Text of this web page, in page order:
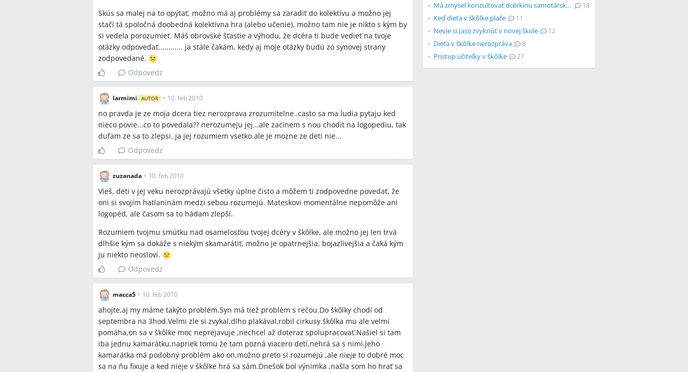
Skús sa malej na to opýtať, možno má aj problémy sa zaradiť do kolektívu a možno jej
stačí tá spoločná doobedná kolektívna hra (alebo učenie), možno tam nie je nikto s kým by
si vedela porozumieť. Máš obrovské šťastie a výhodu, že dcéra ti bude vedieť na tvoje
otázky odpovedať............ ja stále čakám, kedy aj moje otázky budú zo synovej strany
zodpovedané.
Odpovedz
larmimi AUTOR • 10. feb 2010
no pravda je ze moja dcera tiez nerozprava zrozumitelne..casto sa ma ludia pytaju ked
nieco povie...co to povedala?? nerozumeju jej...ale zacinem s nou chodit na logopediu, tak
dufam ze sa to zlepsi..ja jej rozumiem vsetko ale je mozne ze deti nie...
Odpovedz
zuzanada • 10. feb 2010
Vieš, deti v jej veku nerozprávajú všetky úplne čisto a môžem ti zodpovedne povedať, že
oni si svojím hatlaninám medzi sebou rozumejú. Mateskovi momentálne nepomôže ani
logopéd, ale časom sa to hádam zlepší.
Rozumiem tvojmu smútku nad osamelosťou tvojej dcéry v škôlke, ale možno jej len trvá
dlhšie kým sa dokáže s niekým skamarátiť, možno je opatrnejšia, bojazlivejšia a čaká kým
ju niekto neosloví.
Odpovedz
macca5 • 10. feb 2010
ahojte,aj my máme takýto problém.Syn má tiež problém s rečou.Do škôlky chodí od
septembra na 3hod.Velmi zle si zvykal,dlho plakával,robil cirkusy.škôlka mu ale velmi
pomáha,on sa v škôlke moc neprejavuje ,nechcel až doteraz spolupracovať.Našiel si tam
iba jednu kamarátku,napriek tomu že tam pozná viacero detí,nehrá sa s nimi.Jeho
kamarátka má podobný problém ako on,možno preto si rozumejú ,ale nieje to dobré moc
sa na ňu fixuje a ked nieje v škôlke hrá sa sám.Dnešok bol výnimka ,našla som ho hrať sa
Má zmysel konzultovať dcérkinu samotársku povahu so psychológom? 18
Keď dieťa v škôlke plače 11
Nevie si (asi) zvyknúť v novej škole 12
Dieťa v škôlke nerozpráva 8
Prístup učiteľky v škôlke 27